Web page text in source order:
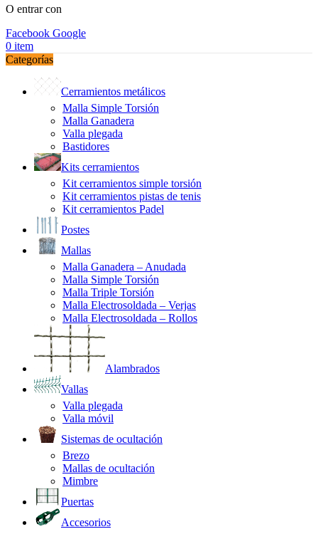
O entrar con
Facebook Google
0 item
Categorías
Cerramientos metálicos
Malla Simple Torsión
Malla Ganadera
Valla plegada
Bastidores
Kits cerramientos
Kit cerramientos simple torsión
Kit cerramientos pistas de tenis
Kit cerramientos Padel
Postes
Mallas
Malla Ganadera – Anudada
Malla Simple Torsión
Malla Triple Torsión
Malla Electrosoldada – Verjas
Malla Electrosoldada – Rollos
Alambrados
Vallas
Valla plegada
Valla móvil
Sistemas de ocultación
Brezo
Mallas de ocultación
Mimbre
Puertas
Accesorios